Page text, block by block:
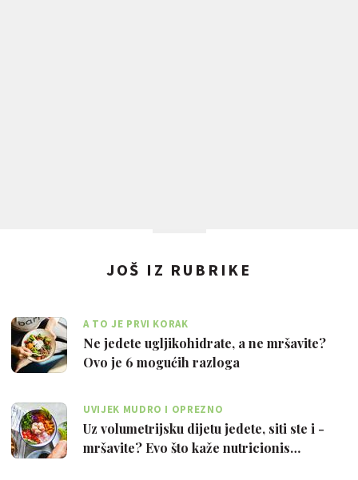
JOŠ IZ RUBRIKE
A TO JE PRVI KORAK
Ne jedete ugljikohidrate, a ne mršavite?
Ovo je 6 mogućih razloga
UVIJEK MUDRO I OPREZNO
Uz volumetrijsku dijetu jedete, siti ste i -
mršavite? Evo što kaže nutricionis…